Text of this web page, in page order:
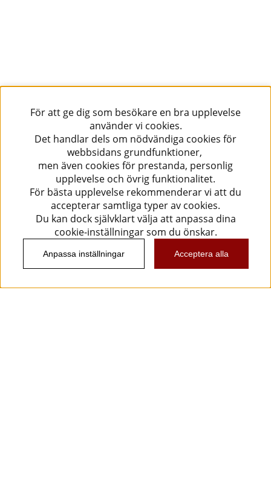
För att ge dig som besökare en bra upplevelse
använder vi cookies.
Det handlar dels om nödvändiga cookies för
webbsidans grundfunktioner,
men även cookies för prestanda, personlig
upplevelse och övrig funktionalitet.
För bästa upplevelse rekommenderar vi att du
accepterar samtliga typer av cookies.
Du kan dock självklart välja att anpassa dina
cookie-inställningar som du önskar.
Anpassa inställningar Acceptera alla